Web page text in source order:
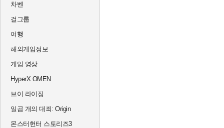
차벤
걸그룹
여행
해외게임정보
게임 영상
HyperX OMEN
브이 라이징
일곱 개의 대죄: Origin
몬스터헌터 스토리즈3